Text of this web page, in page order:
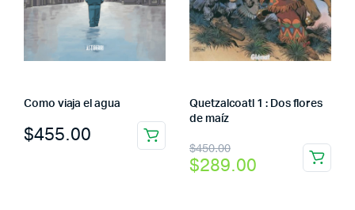
Como viaja el agua
$455.00
Quetzalcoatl 1 : Dos flores
de maíz
$450.00
El
precio
$289.00
El
precio